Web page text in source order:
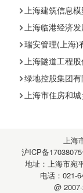
上海建筑信息
上海临港经济
瑞安管理(上海)
上海隧道工程
绿地控股集团
上海市住房和
上海
沪ICP备
地址：上海市宛
电话：021-
@